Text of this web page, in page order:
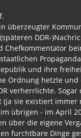
überzeugter
DDR-
Chefkommentator
und ihre
Ordnung hetzte und
verherrlichte. Sogar
(ja sie existiert immer
übrigen - im April
über die eigene
furchtbare Dinge